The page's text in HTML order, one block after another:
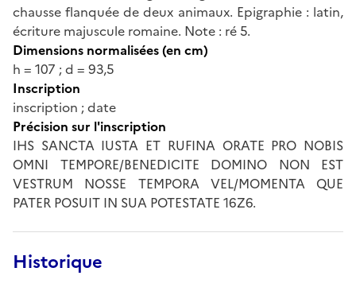
chausse flanquée de deux animaux. Epigraphie : latin,
écriture majuscule romaine. Note : ré 5.
Dimensions normalisées (en cm)
h = 107 ; d = 93,5
Inscription
inscription ; date
Précision sur l'inscription
IHS SANCTA IUSTA ET RUFINA ORATE PRO NOBIS
OMNI TEMPORE/BENEDICITE DOMINO NON EST
VESTRUM NOSSE TEMPORA VEL/MOMENTA QUE
PATER POSUIT IN SUA POTESTATE 16Z6.
Historique